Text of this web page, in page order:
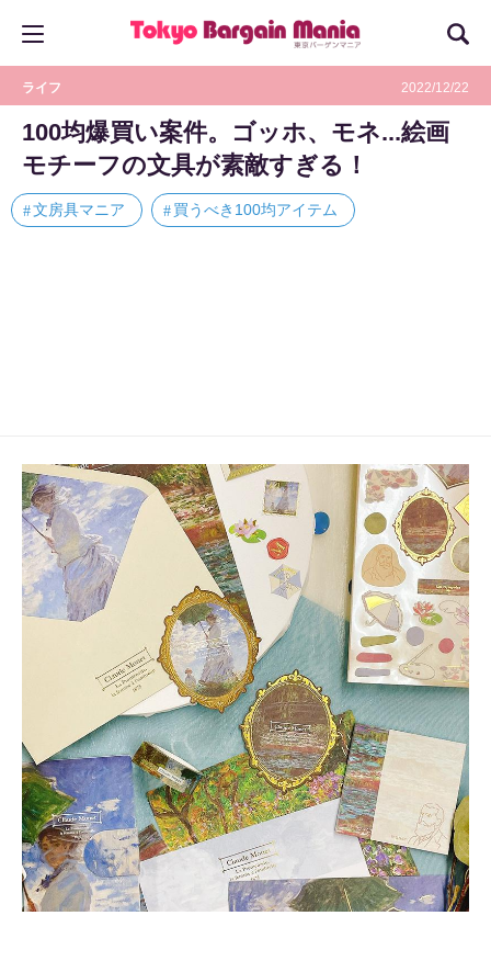
ライフ 2022/12/22
100均爆買い案件。ゴッホ、モネ...絵画
モチーフの文具が素敵すぎる！
文房具マニア 買うべき100均アイテム